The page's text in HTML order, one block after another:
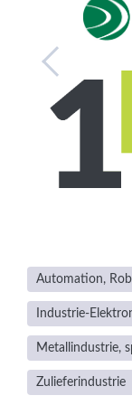
Automation,
Industrie-
Metallindustrie,
Zulieferindustrie